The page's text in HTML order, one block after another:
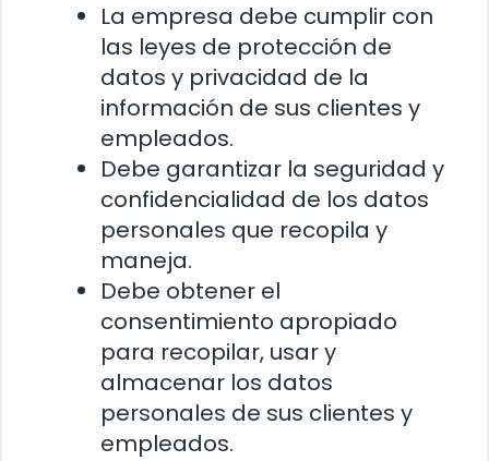
La empresa debe cumplir con
las leyes de protección de
datos y privacidad de la
información de sus clientes y
empleados.
Debe garantizar la seguridad y
confidencialidad de los datos
personales que recopila y
maneja.
Debe obtener el
consentimiento apropiado
para recopilar, usar y
almacenar los datos
personales de sus clientes y
empleados.